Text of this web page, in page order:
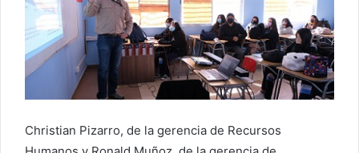
Christian Pizarro, de la gerencia de Recursos